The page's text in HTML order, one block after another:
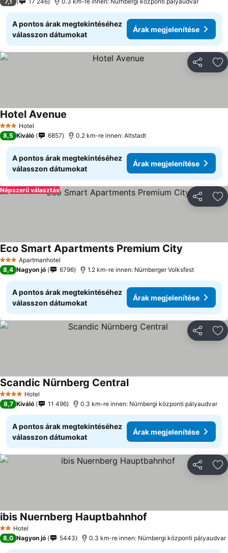
A pontos árak megtekintéséhez
válasszon dátumokat
Árak megjelenítése
3 Kategória
Hotel
Hotel Avenue
8,5 Kiváló 6857 0.2 km-re innen: Altstadt
A pontos árak megtekintéséhez
válasszon dátumokat
Árak megjelenítése
Népszerű választás
3 KategóriaApartmanhotel
Eco Smart Apartments Premium City
8,4 Nagyon jó 6796 1.2 km-re innen: Nürnberger Volksfest
A pontos árak megtekintéséhez
válasszon dátumokat
Árak megjelenítése
4 KategóriaHotel
Scandic Nürnberg CentralÁrak megjelenítése
8,7 Kiváló 11 496 0.3 km-re innen: Nürnbergi központi pályaudvar
A pontos árak megtekintéséhez
válasszon dátumokat
Árak megjelenítése
2 Kategória
Hotel
ibis Nuernberg Hauptbahnhof
8,0 Nagyon jó 5443 0.3 km-re innen: Nürnbergi központi pályaudvar